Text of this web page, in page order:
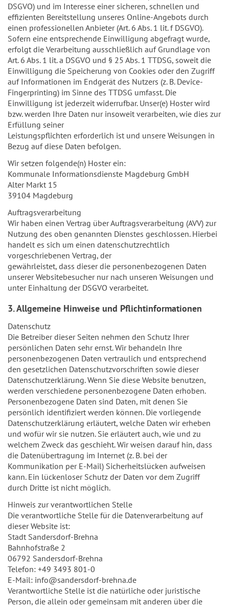
DSGVO) und im Interesse einer sicheren, schnellen und
effizienten Bereitstellung unseres Online-Angebots durch
einen professionellen Anbieter (Art. 6 Abs. 1 lit. f DSGVO).
Sofern eine entsprechende Einwilligung abgefragt wurde,
erfolgt die Verarbeitung ausschließlich auf Grundlage von
Art. 6 Abs. 1 lit. a DSGVO und § 25 Abs. 1 TTDSG, soweit die
Einwilligung die Speicherung von Cookies oder den Zugriff
auf Informationen im Endgerät des Nutzers (z. B. Device-
Fingerprinting) im Sinne des TTDSG umfasst. Die
Einwilligung ist jederzeit widerrufbar. Unser(e) Hoster wird
bzw. werden Ihre Daten nur insoweit verarbeiten, wie dies zur
Erfüllung seiner
Leistungspflichten erforderlich ist und unsere Weisungen in
Bezug auf diese Daten befolgen.
Wir setzen folgende(n) Hoster ein:
Kommunale Informationsdienste Magdeburg GmbH
Alter Markt 15
39104 Magdeburg
Auftragsverarbeitung
Wir haben einen Vertrag über Auftragsverarbeitung (AVV) zur
Nutzung des oben genannten Dienstes geschlossen. Hierbei
handelt es sich um einen datenschutzrechtlich
vorgeschriebenen Vertrag, der
gewährleistet, dass dieser die personenbezogenen Daten
unserer Websitebesucher nur nach unseren Weisungen und
unter Einhaltung der DSGVO verarbeitet.
3. Allgemeine Hinweise und Pflichtinformationen
Datenschutz
Die Betreiber dieser Seiten nehmen den Schutz Ihrer
persönlichen Daten sehr ernst. Wir behandeln Ihre
personenbezogenen Daten vertraulich und entsprechend
den gesetzlichen Datenschutzvorschriften sowie dieser
Datenschutzerklärung. Wenn Sie diese Website benutzen,
werden verschiedene personenbezogene Daten erhoben.
Personenbezogene Daten sind Daten, mit denen Sie
persönlich identifiziert werden können. Die vorliegende
Datenschutzerklärung erläutert, welche Daten wir erheben
und wofür wir sie nutzen. Sie erläutert auch, wie und zu
welchem Zweck das geschieht. Wir weisen darauf hin, dass
die Datenübertragung im Internet (z. B. bei der
Kommunikation per E-Mail) Sicherheitslücken aufweisen
kann. Ein lückenloser Schutz der Daten vor dem Zugriff
durch Dritte ist nicht möglich.
Hinweis zur verantwortlichen Stelle
Die verantwortliche Stelle für die Datenverarbeitung auf
dieser Website ist:
Stadt Sandersdorf-Brehna
Bahnhofstraße 2
06792 Sandersdorf-Brehna
Telefon: +49 3493 801-0
E-Mail: info@sandersdorf-brehna.de
Verantwortliche Stelle ist die natürliche oder juristische
Person, die allein oder gemeinsam mit anderen über die